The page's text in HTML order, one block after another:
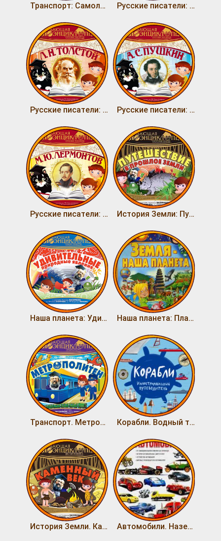
Транспорт: Самолёты. Воздушный транспорт Русские писатели: А. П. Чехов
Русские писатели: Л. Н. Толстой Русские писатели: А. С. Пушкин
Русские писатели: М. Ю. Лермонтов История Земли: Путешествие в прошлое Земли
Наша планета: Удивительные природные явления Наша планета: Планета Земля
Транспорт. Метрополитен Корабли. Водный транспорт
История Земли. Каменный век Автомобили. Наземный транспорт